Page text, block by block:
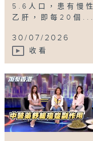
5.6人口，患有慢性
乙肝，即每20個...
30/07/2026
收看